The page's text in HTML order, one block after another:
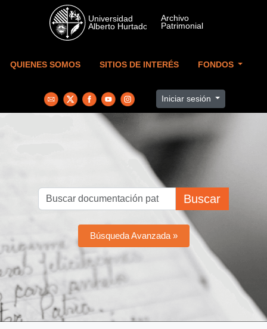
Skip to main content
QUIENES SOMOS SITIOS DE INTERÉS FONDOS
Iniciar sesión
Buscar
Búsqueda Avanzada »